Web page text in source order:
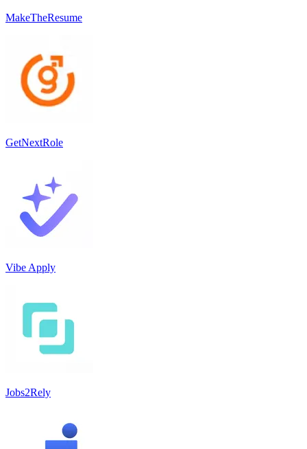
MakeTheResume
GetNextRole
Vibe Apply
Jobs2Rely